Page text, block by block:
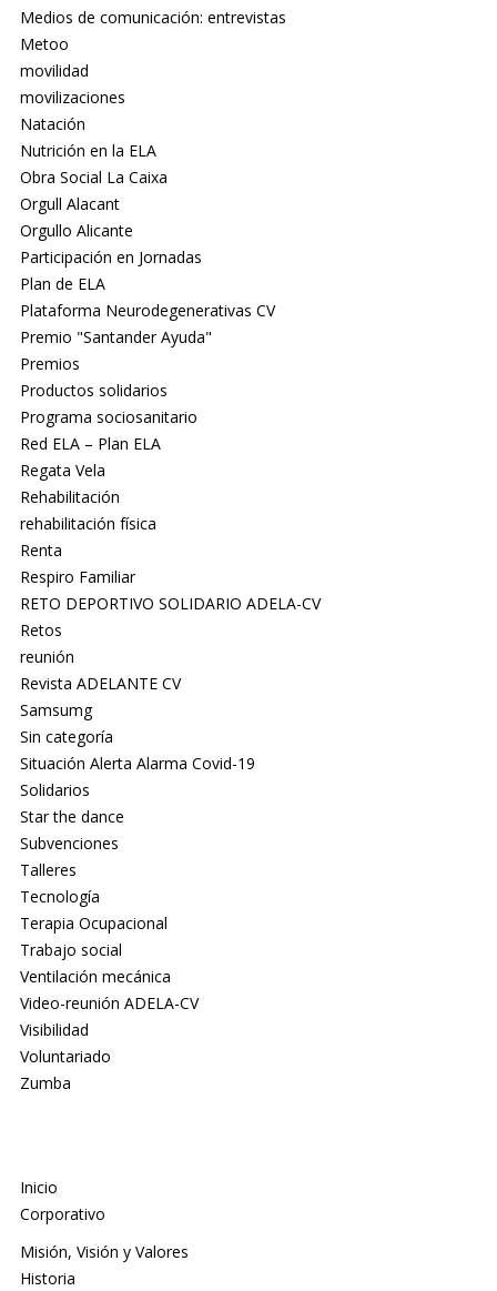
Medios de comunicación: entrevistas
Metoo
movilidad
movilizaciones
Natación
Nutrición en la ELA
Obra Social La Caixa
Orgull Alacant
Orgullo Alicante
Participación en Jornadas
Plan de ELA
Plataforma Neurodegenerativas CV
Premio "Santander Ayuda"
Premios
Productos solidarios
Programa sociosanitario
Red ELA – Plan ELA
Regata Vela
Rehabilitación
rehabilitación física
Renta
Respiro Familiar
RETO DEPORTIVO SOLIDARIO ADELA-CV
Retos
reunión
Revista ADELANTE CV
Samsumg
Sin categoría
Situación Alerta Alarma Covid-19
Solidarios
Star the dance
Subvenciones
Talleres
Tecnología
Terapia Ocupacional
Trabajo social
Ventilación mecánica
Video-reunión ADELA-CV
Visibilidad
Voluntariado
Zumba
Inicio
Corporativo
Misión, Visión y Valores
Historia